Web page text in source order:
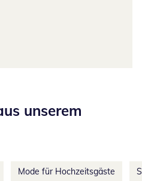
unserem
Mode für Hochzeitsgäste